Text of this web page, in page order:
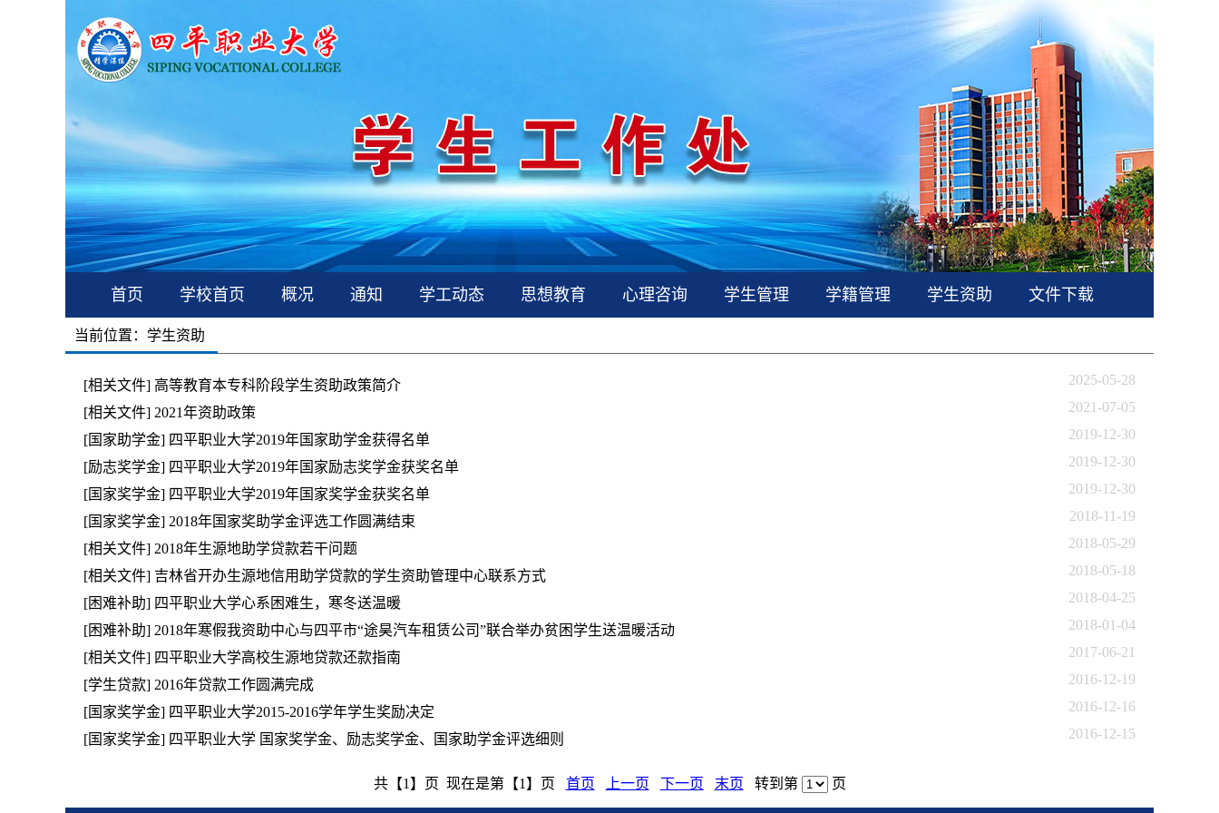
首页 学校首页 概况 通知 学工动态 思想教育 心理咨询 学生管理 学籍管理 学生资助 文件下载
当前位置：学生资助
[相关文件] 高等教育本专科阶段学生资助政策简介 2025-05-28
[相关文件] 2021年资助政策 2021-07-05
[国家助学金] 四平职业大学2019年国家助学金获得名单 2019-12-30
[励志奖学金] 四平职业大学2019年国家励志奖学金获奖名单 2019-12-30
[国家奖学金] 四平职业大学2019年国家奖学金获奖名单 2019-12-30
[国家奖学金] 2018年国家奖助学金评选工作圆满结束 2018-11-19
[相关文件] 2018年生源地助学贷款若干问题 2018-05-29
[相关文件] 吉林省开办生源地信用助学贷款的学生资助管理中心联系方式 2018-05-18
[困难补助] 四平职业大学心系困难生，寒冬送温暖 2018-04-25
[困难补助] 2018年寒假我资助中心与四平市“途昊汽车租赁公司”联合举办贫困学生送温暖活动 2018-01-04
[相关文件] 四平职业大学高校生源地贷款还款指南 2017-06-21
[学生贷款] 2016年贷款工作圆满完成 2016-12-19
[国家奖学金] 四平职业大学2015-2016学年学生奖励决定 2016-12-16
[国家奖学金] 四平职业大学 国家奖学金、励志奖学金、国家助学金评选细则 2016-12-15
共【1】页 现在是第【1】页 首页 上一页 下一页 末页 转到第 页